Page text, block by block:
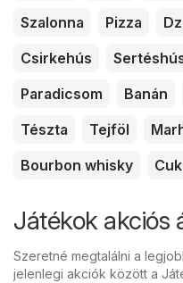
Szalonna
Pizza
Csirkehús
Paradicsom
Banán
Tészta
Tejföl
Bourbon whisky
Játékok akciós
Szeretné megtalálni a
jelenlegi akciók között a